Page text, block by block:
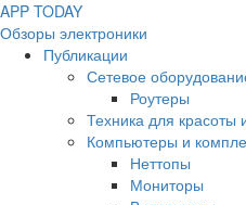
APP TODAY
Обзоры электроники
Публикации
Сетевое
Роутеры
Техника для красоты
Компьютеры и
Неттопы
Мониторы